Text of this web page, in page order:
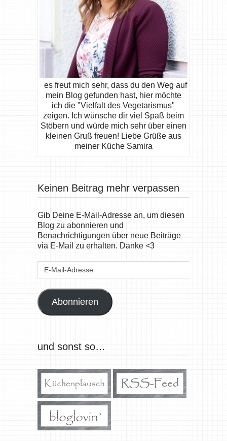
es freut mich sehr, dass du den Weg auf
mein Blog gefunden hast, hier möchte
ich die "Vielfalt des Vegetarismus"
zeigen. Ich wünsche dir viel Spaß beim
Stöbern und würde mich sehr über einen
kleinen Gruß freuen! Liebe Grüße aus
meiner Küche Samira
Keinen Beitrag mehr verpassen
Gib Deine E-Mail-Adresse an, um diesen
Blog zu abonnieren und
Benachrichtigungen über neue Beiträge
via E-Mail zu erhalten. Danke <3
E-
Abonnieren
und sonst so…